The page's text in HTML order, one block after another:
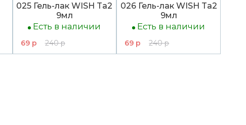
025 Гель-лак WISH Ta2
9мл
Есть в наличии
69 р 240 р
026 Гель-лак WISH Ta2
9мл
Есть в наличии
69 р 240 р